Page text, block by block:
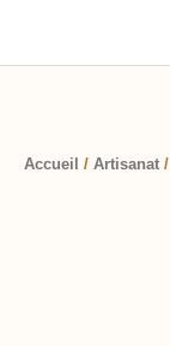
contenu
Accueil / Artisanat /